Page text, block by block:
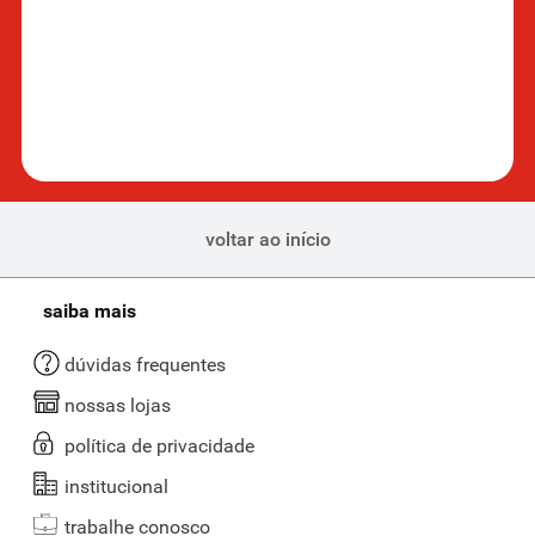
voltar ao início
saiba mais
dúvidas frequentes
nossas lojas
política de privacidade
institucional
trabalhe conosco